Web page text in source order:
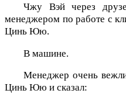
Чжу Вэй через
менеджером по работе с
Цинь Юю.
В машине.
Менеджер очень
Цинь Юю и сказал: